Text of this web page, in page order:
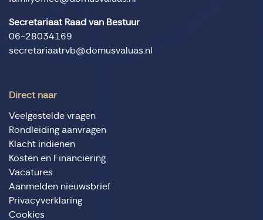
Secretariaat Raad van Bestuur
06-28034169
secretariaatrvb@domusvaluas.nl
Direct naar
Veelgestelde vragen
Rondleiding aanvragen
Klacht indienen
Kosten en Financiering
Vacatures
Aanmelden nieuwsbrief
Privacyverklaring
Cookies